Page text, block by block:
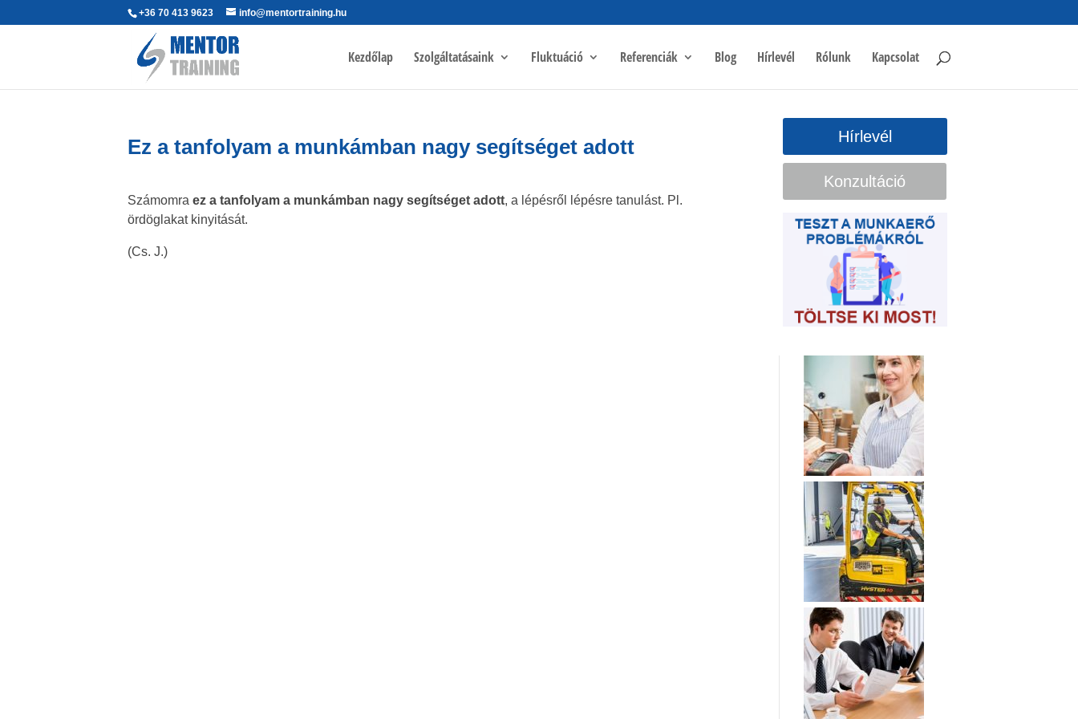
+36 70 413 9623 info@mentortraining.hu
Kezdőlap Szolgáltatásaink Fluktuáció Referenciák Blog Hírlevél Rólunk Kapcsolat
Ez a tanfolyam a munkámban nagy segítséget adott
Számomra ez a tanfolyam a munkámban nagy segítséget adott, a lépésről lépésre tanulást. Pl.
ördöglakat kinyitását.
(Cs. J.)
Hírlevél
Konzultáció